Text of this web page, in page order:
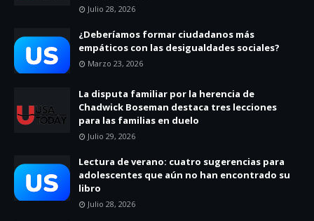
Julio 28, 2026
¿Deberíamos formar ciudadanos más
empáticos con las desigualdades sociales?
Marzo 23, 2026
La disputa familiar por la herencia de
Chadwick Boseman destaca tres lecciones
para las familias en duelo
Julio 29, 2026
Lectura de verano: cuatro sugerencias para
adolescentes que aún no han encontrado su
libro
Julio 28, 2026